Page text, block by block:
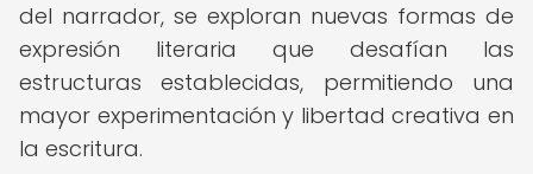
del narrador, se exploran nuevas formas de
expresión literaria que desafían las
estructuras establecidas, permitiendo una
mayor experimentación y libertad creativa en
la escritura.